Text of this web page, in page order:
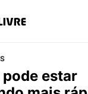
estar